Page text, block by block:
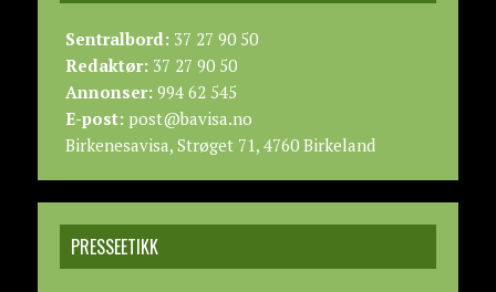
Sentralbord:37 27 90 50
Redaktør:37 27 90 50
Annonser:994 62 545
E-post:post@bavisa.no
Birkenesavisa, Strøget 71, 4760 Birkeland
PRESSEETIKK